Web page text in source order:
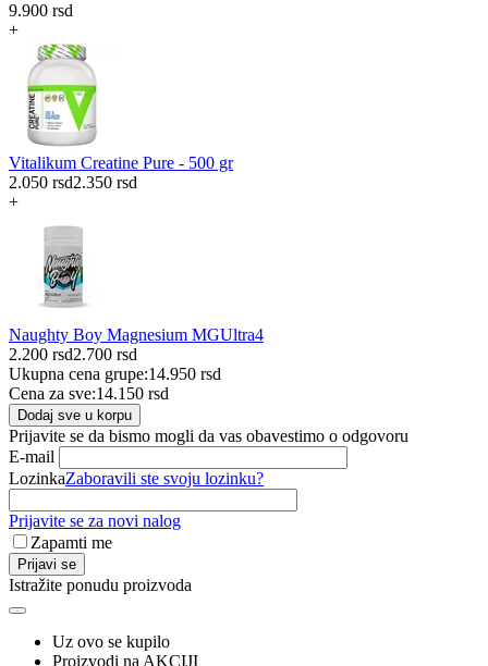
9.900 rsd
+
Vitalikum Creatine Pure - 500 gr
2.050 rsd2.350 rsd
+
Naughty Boy Magnesium MGUltra4
2.200 rsd2.700 rsd
Ukupna cena grupe:14.950 rsd
Cena za sve:14.150 rsd
Dodaj sve u korpu
Prijavite se da bismo mogli da vas obavestimo o odgovoru
E-mail
LozinkaZaboravili ste svoju lozinku?
Prijavite se za novi nalog
Zapamti me
Prijavi se
Istražite ponudu proizvoda
Uz ovo se kupilo
Proizvodi na AKCIJI